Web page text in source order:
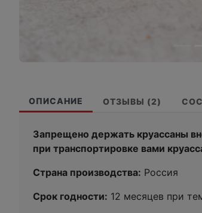
ОПИСАНИЕ ОТЗЫВЫ (2)
Запрещено держать круассаны
при транспортировке вами
Страна производства: Россия
Срок годности: 12 месяцев при